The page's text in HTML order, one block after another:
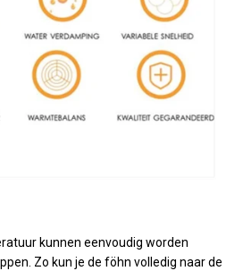
kunnen eenvoudig worden
Zo kun je de föhn volledig naar de